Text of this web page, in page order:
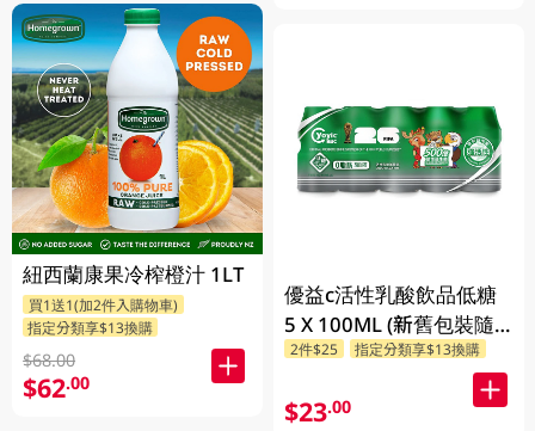
紐西蘭康果冷榨橙汁 1LT
買1送1(加2件入購物車)
指定分類享$13換購
$68.00
$62.00
優益c活性乳酸飲品低糖
5 X 100ML (新舊包裝隨
機發貨)
2件$25 指定分類享$13換購
$23.00